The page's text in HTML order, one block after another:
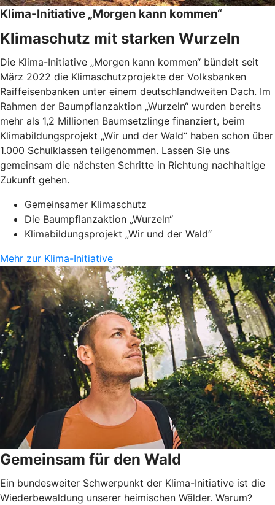
Klima-Initiative „Morgen kann kommen“
Klimaschutz mit starken Wurzeln
Die Klima-Initiative „Morgen kann kommen“ bündelt seit
März 2022 die Klimaschutzprojekte der Volksbanken
Raiffeisenbanken unter einem deutschlandweiten Dach. Im
Rahmen der Baumpflanzaktion „Wurzeln“ wurden bereits
mehr als 1,2 Millionen Baumsetzlinge finanziert, beim
Klimabildungsprojekt „Wir und der Wald“ haben schon über
1.000 Schulklassen teilgenommen. Lassen Sie uns
gemeinsam die nächsten Schritte in Richtung nachhaltige
Zukunft gehen.
Gemeinsamer Klimaschutz
Die Baumpflanzaktion „Wurzeln“
Klimabildungsprojekt „Wir und der Wald“
Mehr zur Klima-Initiative
Gemeinsam für den Wald
Ein bundesweiter Schwerpunkt der Klima-Initiative ist die
Wiederbewaldung unserer heimischen Wälder. Warum?